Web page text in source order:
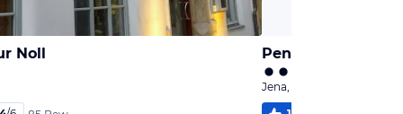
Noll Pension Artem
Jena, Thüringen